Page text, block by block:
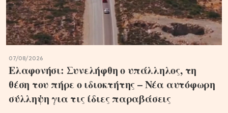
07/08/2026
Ελαφονήσι: Συνελήφθη ο υπάλληλος, τη
θέση του πήρε ο ιδιοκτήτης – Νέα αυτόφωρη
σύλληψη για τις ίδιες παραβάσεις